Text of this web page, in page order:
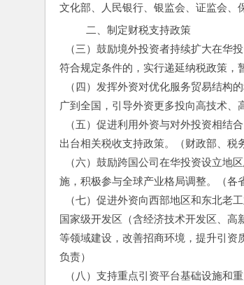
文化部、人民银行、银监会、证监会、
二、制定财税支持政策
（三）鼓励境外投资者持续扩大在华
符合规定条件的，实行递延纳税政策，
（四）发挥外资对优化服务贸易结构
广到全国，引导外资更多投向高技术、
（五）促进利用外资与对外投资相结
出台相关税收支持政策。（财政部、税
（六）鼓励跨国公司在华投资设立地
施，积极参与全球产业格局调整。（各
（七）促进外资向西部地区和东北老
国家级开发区（含经济技术开发区、
等领域建设，改善招商环境，提升引资
负责）
（八）支持重点引资平台基础设施和